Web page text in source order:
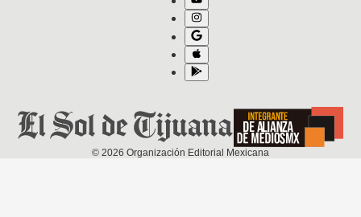
© 2026 Organización Editorial Mexicana